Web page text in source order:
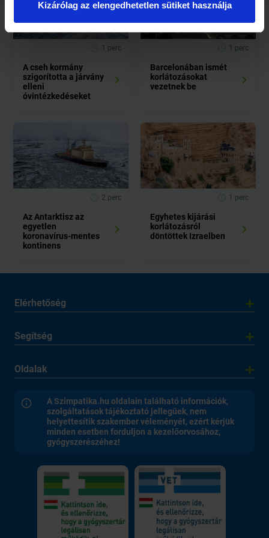
Kizárólag az elengedhetetlen sütiket használja
1 perc
A cseh kormány
szigorította a járvány
elleni
óvintézkedéseket
1 perc
Barcelonában ismét
korlátozásokat
vezetnek be
2 perc
Az Antarktisz az
egyetlen
koronavírus-mentes
kontinens
1 perc
Egyhetes kijárási
korlátozásról
döntöttek Izraelben
Elérhetőség
Segítség
Oldalak
A Szimpatika.hu oldalain található információk,
szolgáltatások tájékoztató jellegűek, nem
helyettesítik szakember véleményét, ezért kérjük
minden esetben forduljon a kezelőorvosához,
gyógyszerészéhez!